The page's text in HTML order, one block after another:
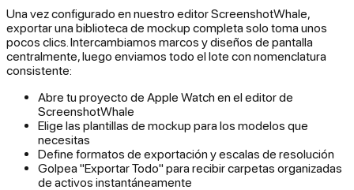
Una vez configurado en nuestro editor ScreenshotWhale,
exportar una biblioteca de mockup completa solo toma unos
pocos clics. Intercambiamos marcos y diseños de pantalla
centralmente, luego enviamos todo el lote con nomenclatura
consistente:
Abre tu proyecto de Apple Watch en el editor de
ScreenshotWhale
Elige las plantillas de mockup para los modelos que
necesitas
Define formatos de exportación y escalas de resolución
Golpea "Exportar Todo" para recibir carpetas organizadas
de activos instantáneamente